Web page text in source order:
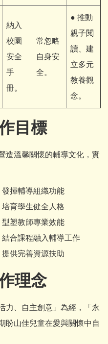
納入
校園
安全
手
冊。
常忽略
自身安
全。
● 推動
親子閱
讀、建
立多元
教養觀
念。
目標
造溫馨關懷的輔導文化，實
揮輔導組織功能
育學生健全人格
塑教師專業效能
合課程融入輔導工作
供完善資源扶助
理念
力、自主創意」為經，「永
盼山佳兒童在愛與關懷中自